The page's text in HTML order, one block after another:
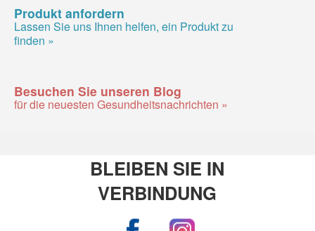
Produkt anfordern
Lassen Sie uns Ihnen helfen, ein Produkt zu
finden »
Besuchen Sie unseren Blog
für die neuesten Gesundheitsnachrichten »
BLEIBEN SIE IN
VERBINDUNG